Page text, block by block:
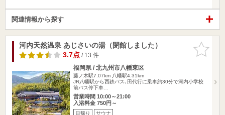
関連情報から探す
お気に入
りに追加
河内天然温泉 あじさいの湯（閉館しました）
3.7点/ 13 件
福岡県 / 北九州市八幡東区
藤ノ木駅7.07km 八幡駅4.31km
JR八幡駅から西鉄バス､田代行に乗車約30分で河内小学校
前バス停下車…
営業時間 10:00～21:00
入浴料金 750円～
日帰り サウナ